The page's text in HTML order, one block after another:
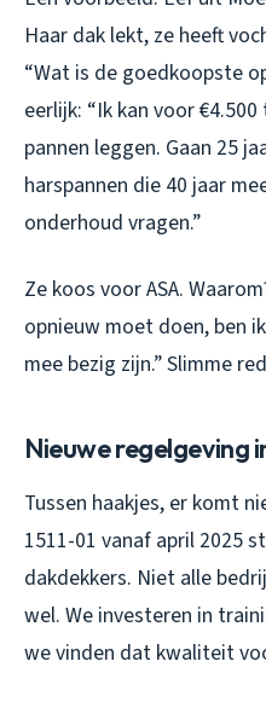
Haar dak lekt, ze heeft
“Wat is de goedkoopste
eerlijk: “Ik kan voor
pannen leggen. Gaan 25
harspannen die 40 jaar
onderhoud vragen.”
Ze koos voor ASA.
opnieuw moet doen, ben
mee bezig zijn.” Slimme
Nieuwe regelgeving
Tussen haakjes, er komt
1511-01 vanaf april 2025
dakdekkers. Niet alle
wel. We investeren in
we vinden dat kwaliteit